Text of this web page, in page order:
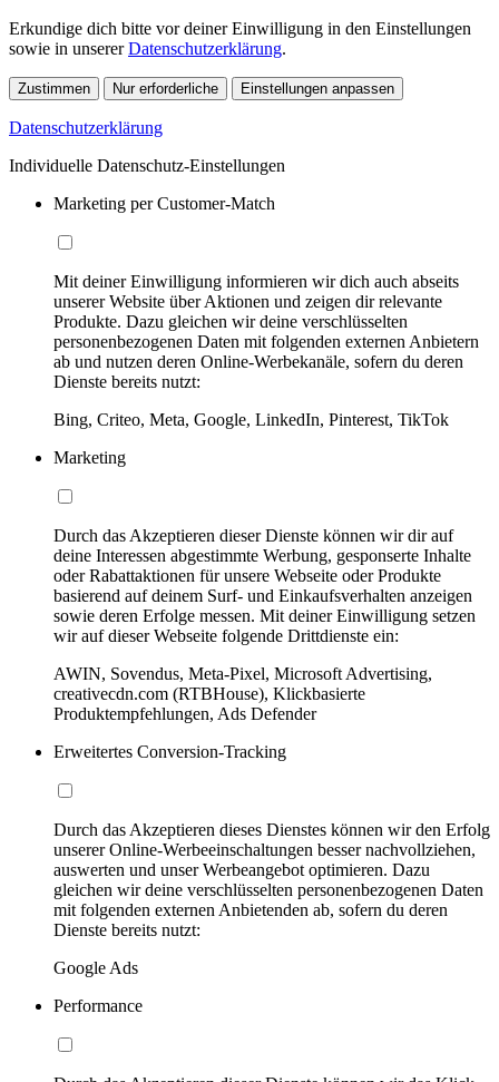
Erkundige dich bitte vor deiner Einwilligung in den Einstellungen
sowie in unsererDatenschutzerklärung.
Zustimmen Nur erforderliche Einstellungen anpassen
Datenschutzerklärung
Individuelle Datenschutz-Einstellungen
Marketing per Customer-Match
Mit deiner Einwilligung informieren wir dich auch abseits
unserer Website über Aktionen und zeigen dir relevante
Produkte. Dazu gleichen wir deine verschlüsselten
personenbezogenen Daten mit folgenden externen Anbietern
ab und nutzen deren Online-Werbekanäle, sofern du deren
Dienste bereits nutzt:
Bing, Criteo, Meta, Google, LinkedIn, Pinterest, TikTok
Marketing
Durch das Akzeptieren dieser Dienste können wir dir auf
deine Interessen abgestimmte Werbung, gesponserte Inhalte
oder Rabattaktionen für unsere Webseite oder Produkte
basierend auf deinem Surf- und Einkaufsverhalten anzeigen
sowie deren Erfolge messen. Mit deiner Einwilligung setzen
wir auf dieser Webseite folgende Drittdienste ein:
AWIN, Sovendus, Meta-Pixel, Microsoft Advertising,
creativecdn.com (RTBHouse), Klickbasierte
Produktempfehlungen, Ads Defender
Erweitertes Conversion-Tracking
Durch das Akzeptieren dieses Dienstes können wir den Erfolg
unserer Online-Werbeeinschaltungen besser nachvollziehen,
auswerten und unser Werbeangebot optimieren. Dazu
gleichen wir deine verschlüsselten personenbezogenen Daten
mit folgenden externen Anbietenden ab, sofern du deren
Dienste bereits nutzt:
Google Ads
Performance